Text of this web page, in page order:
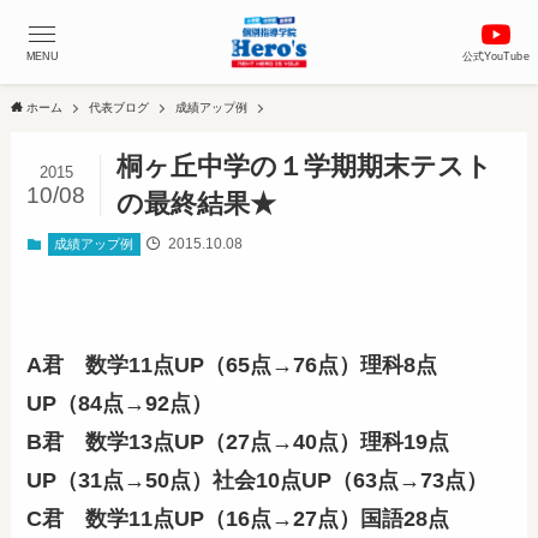
公式YouTube
MENU
ホーム 代表ブログ 成績アップ例
桐ヶ丘中学の１学期期末テスト
の最終結果★
2015
10/08
成績アップ例 2015.10.08
A君 数学11点UP（65点→76点）理科8点
UP（84点→92点）
B君 数学13点UP（27点→40点）理科19点
UP（31点→50点）社会10点UP（63点→73点）
C君 数学11点UP（16点→27点）国語28点